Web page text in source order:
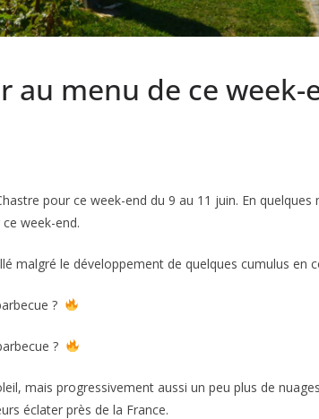
au menu de ce week-
pour ce week-end du 9 au 11 juin. En quelques
week-end.
malgré le développement de quelques cumulus en
?
?
mais progressivement aussi un peu plus de
éclater près de la France.